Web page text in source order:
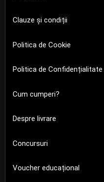
Clauze și condiții
Politica de Cookie
Politica de Confidențialitate
Cum cumperi?
Despre livrare
Concursuri
Voucher educațional